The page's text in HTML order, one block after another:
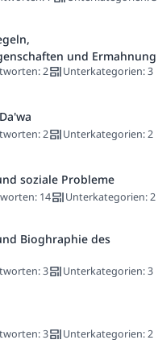
und Ermahnung
:2 Unterkategorien: 3
:2 Unterkategorien: 2
soziale Probleme
: 14 Unterkategorien:2
Bioghraphie des
:3 Unterkategorien: 3
:3 Unterkategorien: 2